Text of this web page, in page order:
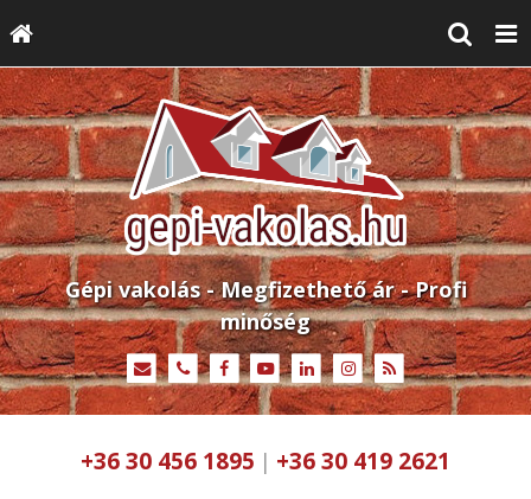
Gépi vakolás - Megfizethető ár - Profi
minőség
+36 30 456 1895 | +36 30 419 2621